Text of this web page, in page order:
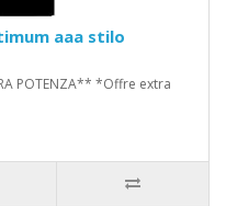
aaa stilo
POTENZA** *Offre extra